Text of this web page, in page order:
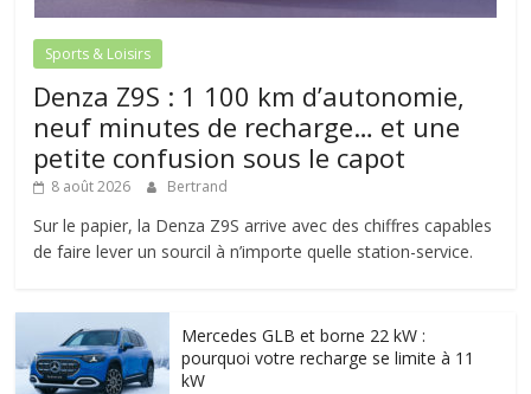
Sports & Loisirs
Denza Z9S : 1 100 km d’autonomie,
neuf minutes de recharge… et une
petite confusion sous le capot
8 août 2026 Bertrand
Sur le papier, la Denza Z9S arrive avec des chiffres capables
de faire lever un sourcil à n’importe quelle station-service.
Mercedes GLB et borne 22 kW :
pourquoi votre recharge se limite à 11
kW